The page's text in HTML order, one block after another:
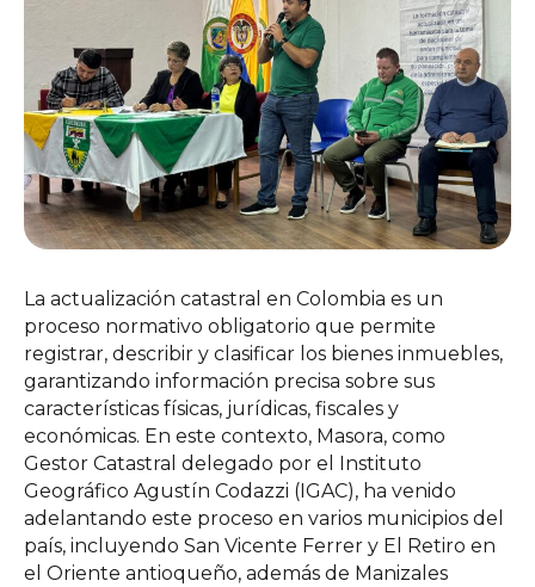
La actualización catastral en Colombia es un
proceso normativo obligatorio que permite
registrar, describir y clasificar los bienes inmuebles,
garantizando información precisa sobre sus
características físicas, jurídicas, fiscales y
económicas. En este contexto, Masora, como
Gestor Catastral delegado por el Instituto
Geográfico Agustín Codazzi (IGAC), ha venido
adelantando este proceso en varios municipios del
país, incluyendo San Vicente Ferrer y El Retiro en
el Oriente antioqueño, además de Manizales